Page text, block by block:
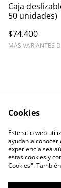
Caja
50 unidades)
$74.400
MÁS VARIANTES
Cookies
Este sitio web
ayudan a conocer
experiencia sea
estas cookies y
Cookies".